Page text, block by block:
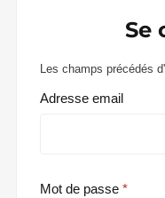
Se
Les champs précédés
Adresse email
Mot de passe